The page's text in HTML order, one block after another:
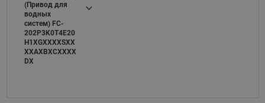
(Привод для
водных
систем) FC-
202P3K0T4E20
H1XGXXXXSXX
XXAXBXCXXXX
DX